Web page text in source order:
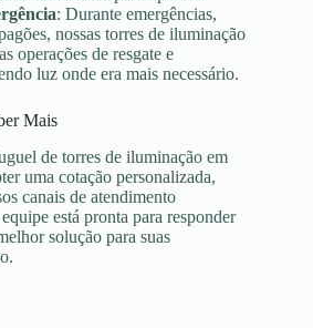
: Durante emergências,
nossas torres de iluminação
operações de resgate e
luz onde era mais necessário.
Mais
de torres de iluminação em
uma cotação personalizada,
canais de atendimento
está pronta para responder
solução para suas